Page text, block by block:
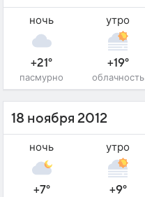
ночь
+21°
пасмурно
утро
+19°
облачность
18 ноября 2012
ночь
+7°
утро
+9°